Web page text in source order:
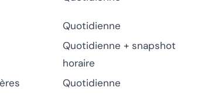
Quotidienne
Quotidienne + snapshot
horaire
Quotidienne